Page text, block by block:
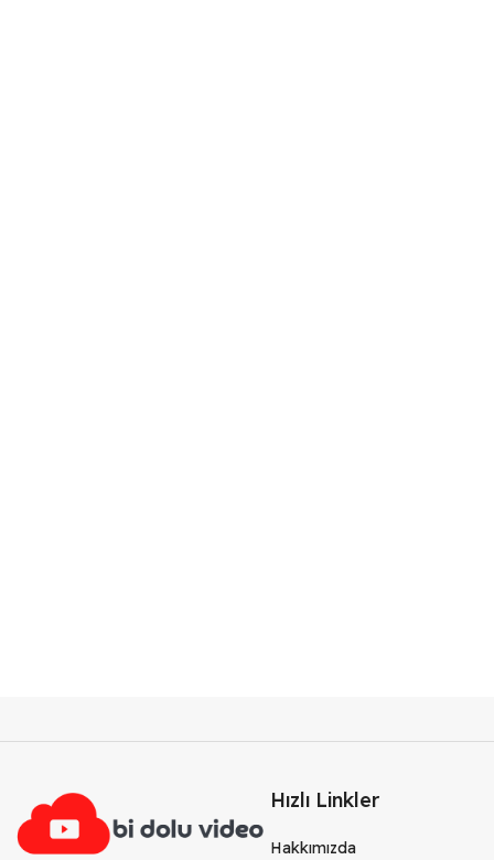
Hızlı Linkler
Hakkımızda